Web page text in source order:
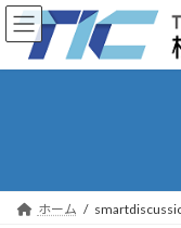
コ
ン
ン
ナ
ビ
ー
ホーム